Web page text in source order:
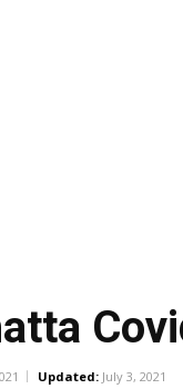
Updated: July 3, 2021